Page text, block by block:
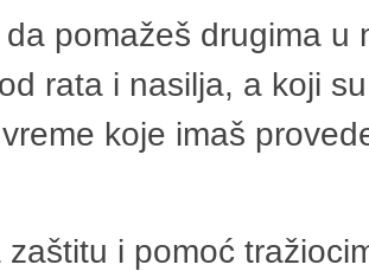
da pomažeš drugima
rata i nasilja, a koji
koje imaš
zaštitu i pomoć